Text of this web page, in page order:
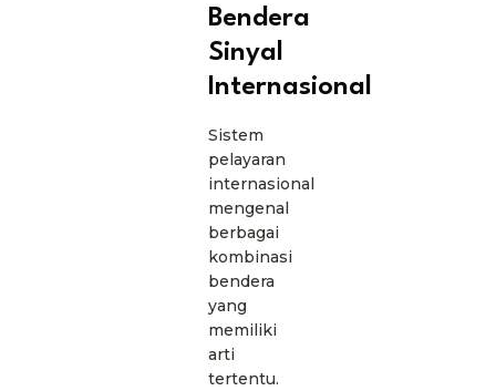
Bendera
Sinyal
Internasional
Sistem
pelayaran
internasional
mengenal
berbagai
kombinasi
bendera
yang
memiliki
arti
tertentu.